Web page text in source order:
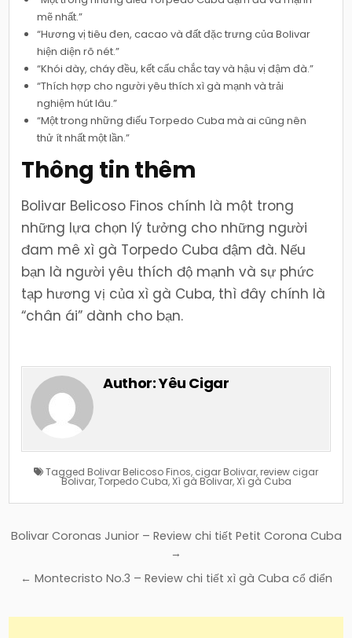
mẽ nhất.”
“Hương vị tiêu đen, cacao và đất đặc trưng của Bolivar
hiện diện rõ nét.”
“Khói dày, cháy đều, kết cấu chắc tay và hậu vị đậm đà.”
“Thích hợp cho người yêu thích xì gà mạnh và trải
nghiệm hút lâu.”
“Một trong những điếu Torpedo Cuba mà ai cũng nên
thử ít nhất một lần.”
Thông tin thêm
Bolivar Belicoso Finos chính là một trong
những lựa chọn lý tưởng cho những người
đam mê xì gà Torpedo Cuba đậm đà. Nếu
bạn là người yêu thích độ mạnh và sự phức
tạp hương vị của xì gà Cuba, thì đây chính là
“chân ái” dành cho bạn.
Author:Yêu Cigar
Tagged Bolivar Belicoso Finos, cigar Bolivar, review cigar
Bolivar,Torpedo Cuba,Xì gà Bolivar,Xì gà Cuba
Điều
bài
Bolivar Coronas Junior – Review chi tiết Petit Corona Cuba
→
← Montecristo No.3 – Review chi tiết xì gà Cuba cổ điển